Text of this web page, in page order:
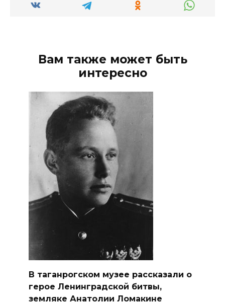
Вам также может быть
интересно
В таганрогском музее рассказали о
герое Ленинградской битвы,
земляке Анатолии Ломакине